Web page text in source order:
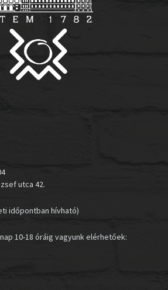
utca 42.
időpontban hívható)
10-18 óráig vagyunk elérhetőek: